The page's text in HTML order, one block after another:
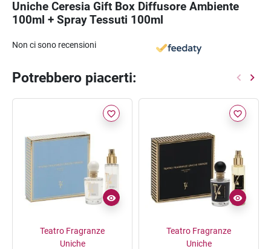
Uniche Ceresia Gift Box Diffusore Ambiente
100ml + Spray Tessuti 100ml
Non ci sono recensioni
Potrebbero piacerti:
favorite_border
Teatro Fragranze
Uniche
favorite_border
Teatro Fragranze
Uniche